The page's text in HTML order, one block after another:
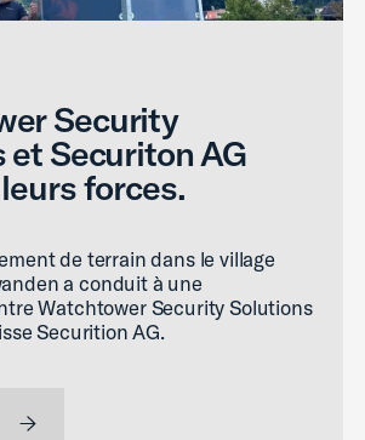
Security
et Securiton AG
forces.
de terrain dans le village
a conduit à une
Watchtower Security Solutions
Securition AG.